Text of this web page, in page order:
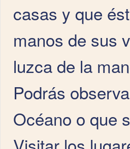
casas y que
manos de sus
luzca de la
Podrás
Océano o que